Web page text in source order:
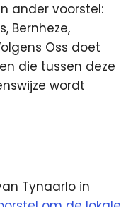
ander voorstel:
Bernheze,
Oss doet
die tussen deze
wordt
Tynaarlo in